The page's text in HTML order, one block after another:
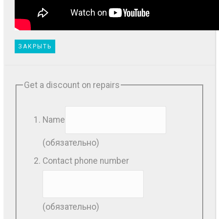
ЗАКРЫТЬ
Get a discount on repairs
Name
(обязательно)
Contact phone number
(обязательно)